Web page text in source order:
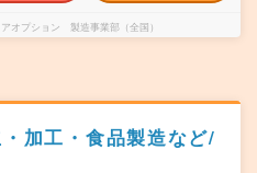
オプション 製造事業部（全国）
加工・食品製造など/